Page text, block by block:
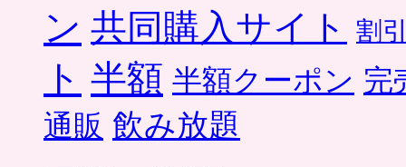
ン 共同購入サイト 割
ト 半額 半額クーポン 完
通販 飲み放題